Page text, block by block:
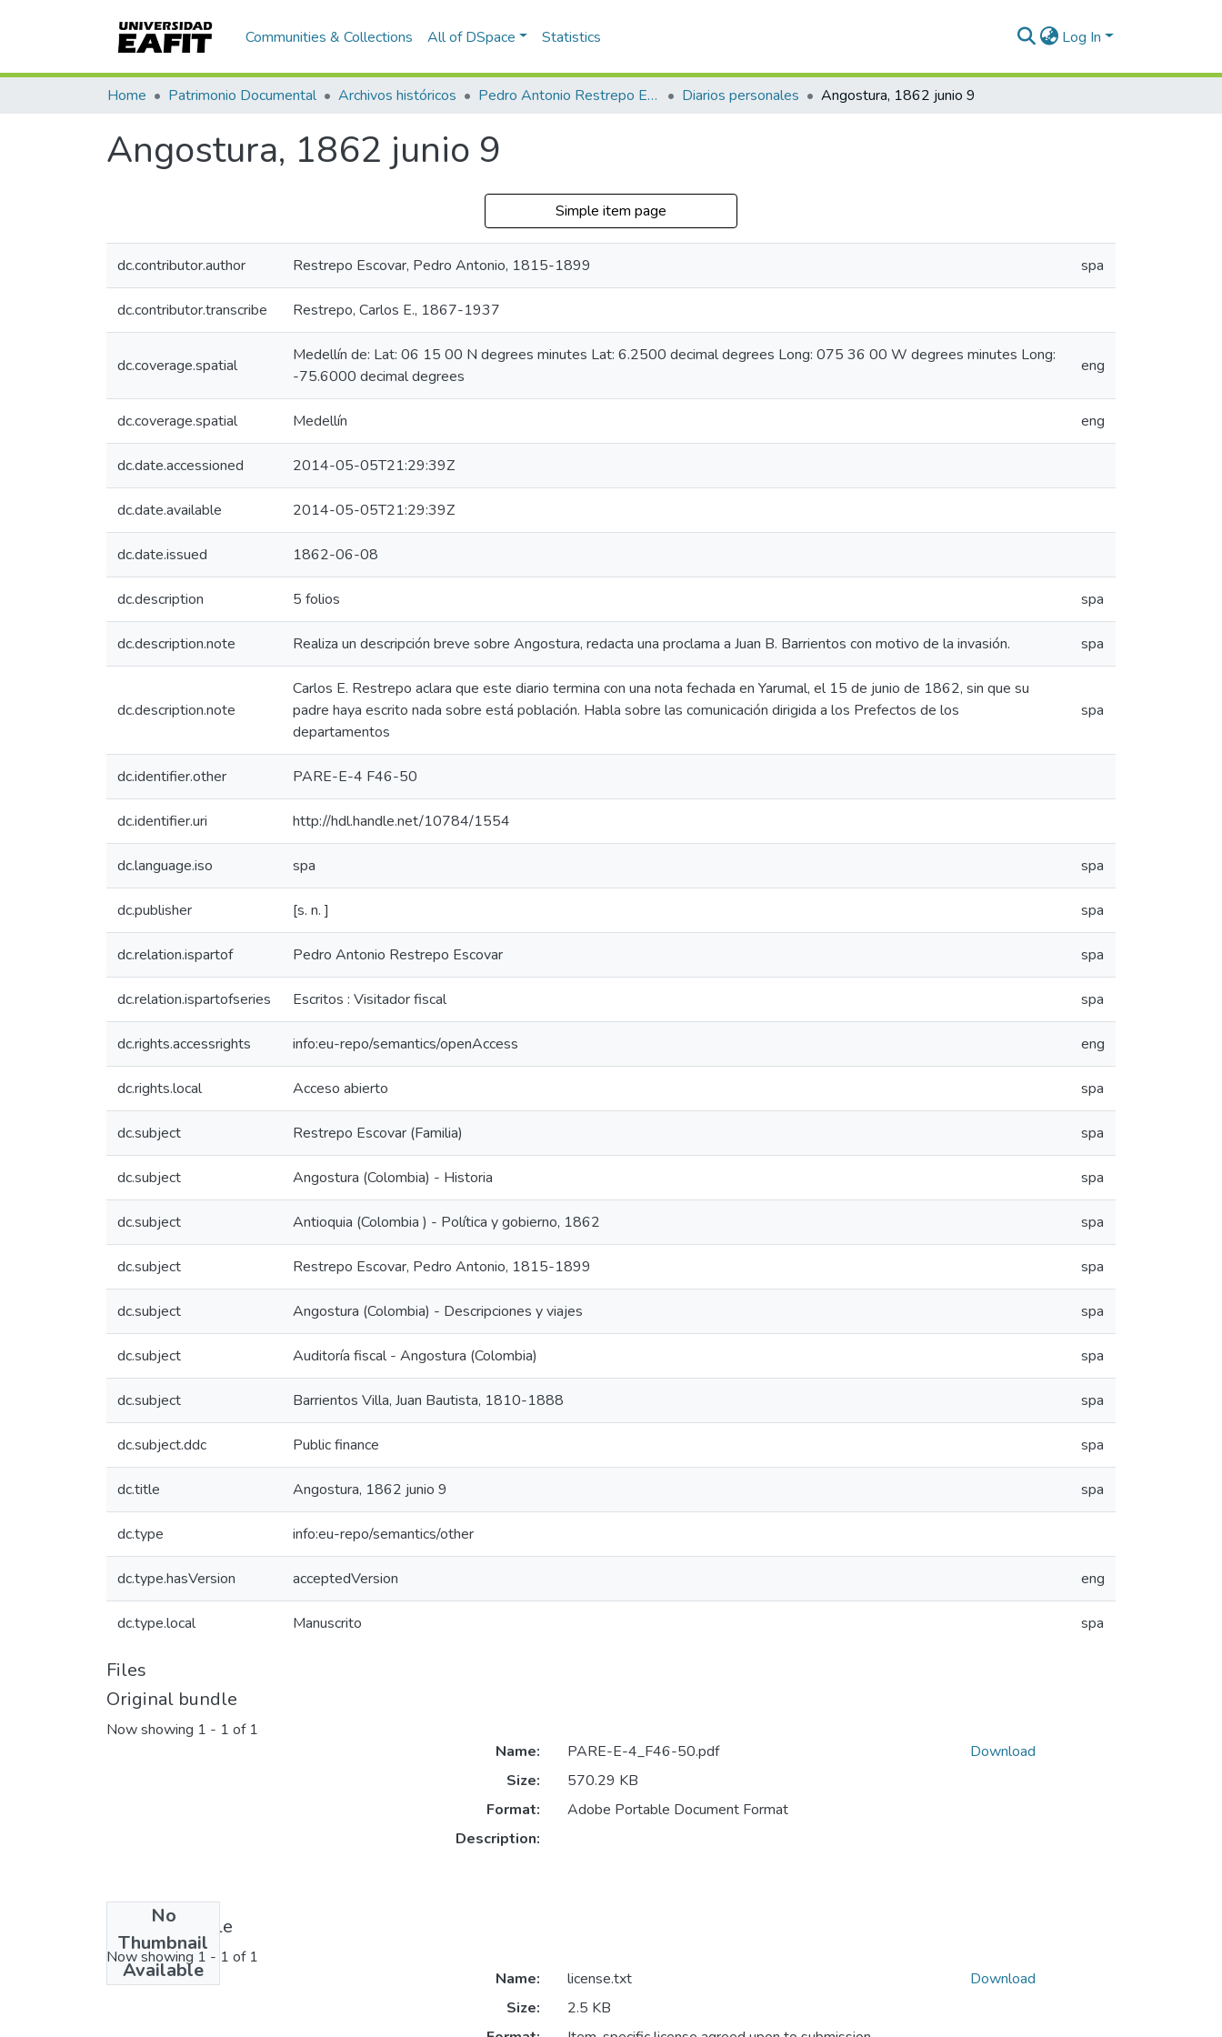
Communities & Collections All of DSpace Statistics Log In
Home Patrimonio Documental Archivos históricos Pedro Antonio Restrepo Escovar Diarios personales Angostura, 1862 junio 9
Angostura, 1862 junio 9
Simple item page
dc.contributor.author Restrepo Escovar, Pedro Antonio, 1815-1899 spa
dc.contributor.transcribe Restrepo, Carlos E., 1867-1937
dc.coverage.spatial
Medellín de: Lat: 06 15 00 N degrees minutes Lat: 6.2500 decimal degrees Long: 075 36 00 W degrees minutes Long:
-75.6000 decimal degrees
eng
dc.coverage.spatial Medellín eng
dc.date.accessioned 2014-05-05T21:29:39Z
dc.date.available 2014-05-05T21:29:39Z
dc.date.issued 1862-06-08
dc.description 5 folios spa
dc.description.note Realiza un descripción breve sobre Angostura, redacta una proclama a Juan B. Barrientos con motivo de la invasión. spa
dc.description.note
Carlos E. Restrepo aclara que este diario termina con una nota fechada en Yarumal, el 15 de junio de 1862, sin que su
padre haya escrito nada sobre está población. Habla sobre las comunicación dirigida a los Prefectos de los
departamentos
spa
dc.identifier.other PARE-E-4 F46-50
dc.identifier.uri http://hdl.handle.net/10784/1554
dc.language.iso spa spa
dc.publisher [s. n. ] spa
dc.relation.ispartof Pedro Antonio Restrepo Escovar spa
dc.relation.ispartofseries Escritos : Visitador fiscal spa
dc.rights.accessrights info:eu-repo/semantics/openAccess eng
dc.rights.local Acceso abierto spa
dc.subject Restrepo Escovar (Familia) spa
dc.subject Angostura (Colombia) - Historia spa
dc.subject Antioquia (Colombia ) - Política y gobierno, 1862 spa
dc.subject Restrepo Escovar, Pedro Antonio, 1815-1899 spa
dc.subject Angostura (Colombia) - Descripciones y viajes spa
dc.subject Auditoría fiscal - Angostura (Colombia) spa
dc.subject Barrientos Villa, Juan Bautista, 1810-1888 spa
dc.subject.ddc Public finance spa
dc.title Angostura, 1862 junio 9 spa
dc.type info:eu-repo/semantics/other
dc.type.hasVersion acceptedVersion eng
dc.type.local Manuscrito spa
Files
Original bundle
Now showing 1 - 1 of 1
No
Thumbnail
Available
Name:
PARE-E-4_F46-50.pdf
Size:
570.29 KB
Format:
Adobe Portable Document Format
Description:
Download
License bundle
Now showing 1 - 1 of 1
Name:
license.txt
Size:
2.5 KB
Download